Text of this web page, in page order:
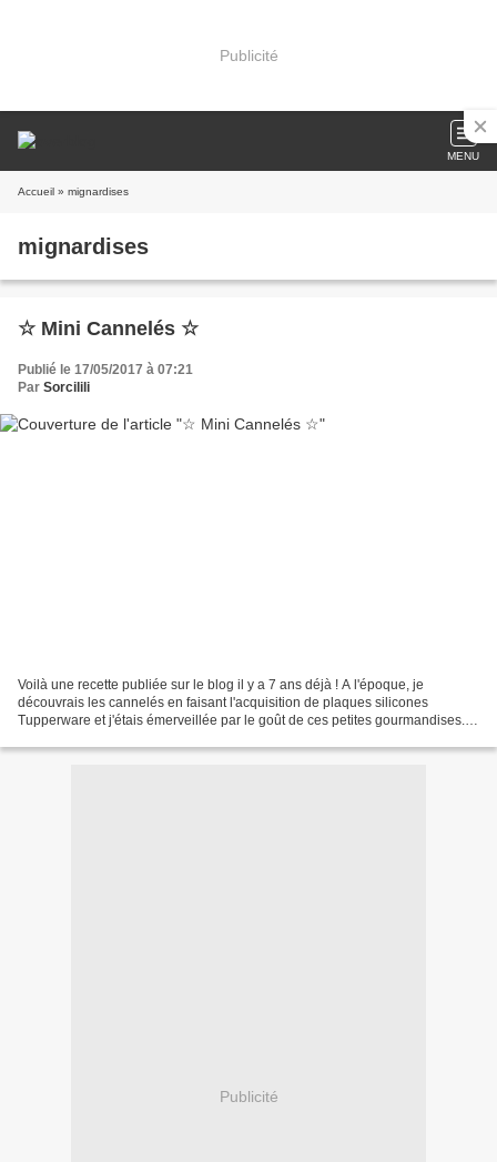
Publicité
MENU
Accueil » mignardises
mignardises
☆ Mini Cannelés ☆
Publié le 17/05/2017 à 07:21
Par Sorcilili
Voilà une recette publiée sur le blog il y a 7 ans déjà ! A l'époque, je
découvrais les cannelés en faisant l'acquisition de plaques silicones
Tupperware et j'étais émerveillée par le goût de ces petites gourmandises.
Publicité